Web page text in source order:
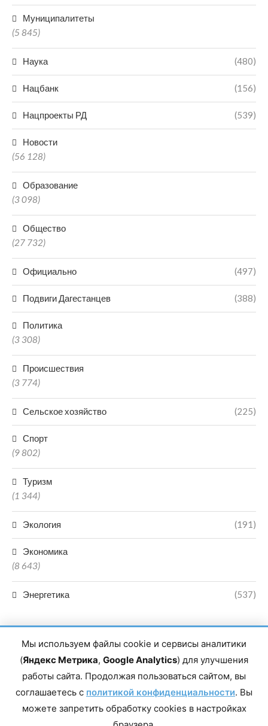
Муниципалитеты
(5 845)
Наука (480)
Нацбанк (156)
Нацпроекты РД (539)
Новости
(56 128)
Образование
(3 098)
Общество
(27 732)
Официально (497)
Подвиги Дагестанцев (388)
Политика
(3 308)
Происшествия
(3 774)
Сельское хозяйство (225)
Спорт
(9 802)
Туризм
(1 344)
Экология (191)
Экономика
(8 643)
Энергетика (537)
Главный редактор сетевого издания Магомаев Тимур Нухович.
Контакты редакции: 8(988)-292-94-34 Почта: vestiskfo@gmail.com По
Республика Дагестан, г. Махачкала, пр-т Насрутдинова, д. 1а. Все
права защищены. Копирование и использование полных материалов
Мы используем файлы cookie и сервисы аналитики
(Яндекс Метрика, Google Analytics) для улучшения
работы сайта. Продолжая пользоваться сайтом, вы
соглашаетесь с политикой конфиденциальности. Вы
можете запретить обработку cookies в настройках